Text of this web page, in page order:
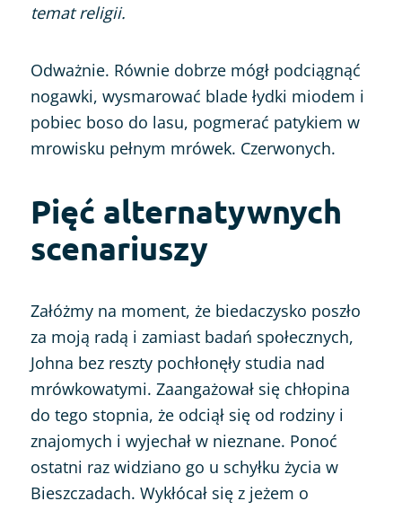
temat religii.
Odważnie. Równie dobrze mógł podciągnąć
nogawki, wysmarować blade łydki miodem i
pobiec boso do lasu, pogmerać patykiem w
mrowisku pełnym mrówek. Czerwonych.
Pięć alternatywnych
scenariuszy
Załóżmy na moment, że biedaczysko poszło
za moją radą i zamiast badań społecznych,
Johna bez reszty pochłonęły studia nad
mrówkowatymi. Zaangażował się chłopina
do tego stopnia, że odciął się od rodziny i
znajomych i wyjechał w nieznane. Ponoć
ostatni raz widziano go u schyłku życia w
Bieszczadach. Wykłócał się z jeżem o